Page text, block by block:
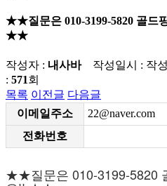
★★질문은 010-3199-5820 골드
★★
작성자 : 내사바작성일시 : 작
: 571회
목록 이전글 다음글
이메일주소
22@naver.com
전화번호
★★질문은 010-3199-5820